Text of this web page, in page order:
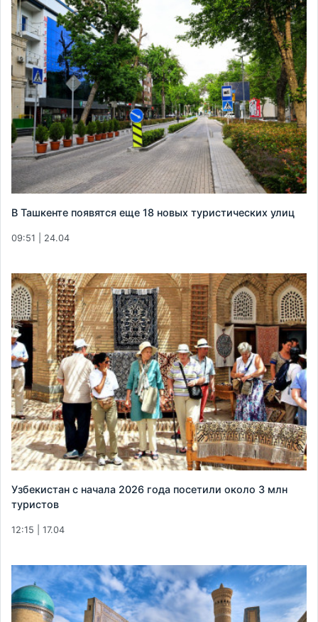
В Ташкенте появятся еще 18 новых туристических улиц
09:51 | 24.04
Узбекистан с начала 2026 года посетили около 3 млн
туристов
12:15 | 17.04